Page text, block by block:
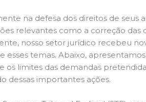
na defesa dos direitos de seus
relevantes como a correção das
nosso setor jurídico recebeu
esses temas. Abaixo,
os limites das demandas
dessas importantes ações.